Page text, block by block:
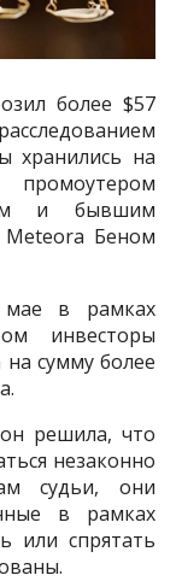
более $57
хранились на
промоутером
и бывшим
Беном
в рамках
инвесторы
сумму более
решила, что
незаконно
судьи, они
в рамках
или спрятать